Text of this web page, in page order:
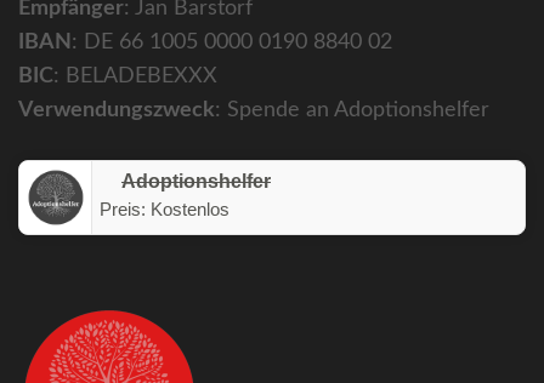
Empfänger: Jan Barstorf
IBAN : DE 66 1005 0000 0190 8840 02
BIC: BELADEBEXXX
Verwendungszweck: Spende an Adoptionshelfer
Adoptionshelfer
Preis: Kostenlos